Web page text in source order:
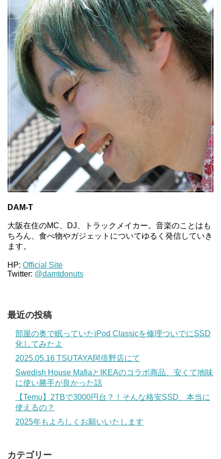
DAM-T
大阪在住のMC、DJ、トラックメイカー。音楽のことはも
ちろん、食べ物やガジェットについてゆるく発信していき
ます。
HP: Official Site
Twitter: @damtdonuts
最近の投稿
部屋の奥で眠っていたiPod Classicを修理ついでにSSD
化してみたよ
2025.05.16 TSUTAYA阿倍野店にて
Swedish House MafiaとIKEAのコラボ商品、安くて地味
に使い勝手が良かった話
【Temu】2TBで3000円台？！そんな格安SSD、本当に
使えるの？
2025年もよろしくお願いいたします
カテゴリー